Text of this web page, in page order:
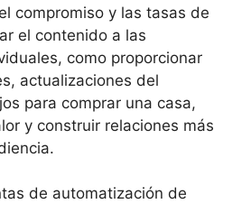
compromiso y las tasas de
el contenido a las
como proporcionar
actualizaciones del
para comprar una casa,
y construir relaciones más
de automatización de